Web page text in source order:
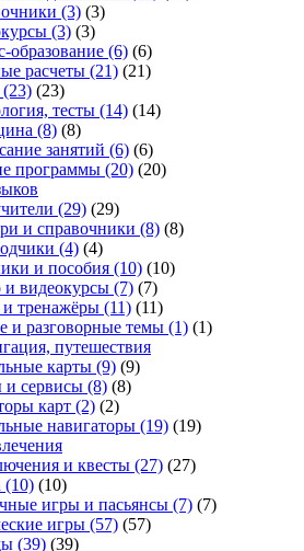
(3) (3)
(3) (3)
образование (6) (6)
расчеты (21) (21)
(23) (23)
тесты (14) (14)
(8) (8)
занятий (6) (6)
программы (20) (20)
(29) (29)
и справочники (8) (8)
(4) (4)
и пособия (10) (10)
и видеокурсы (7) (7)
и тренажёры (11) (11)
и разговорные темы (1) (1)
путешествия
карты (9) (9)
и сервисы (8) (8)
карт (2) (2)
навигаторы (19) (19)
и квесты (27) (27)
(10) (10)
игры и пасьянсы (7) (7)
игры (57) (57)
(39) (39)